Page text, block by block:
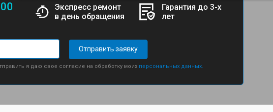
Экспресс ремонт
в день обращения
Гарантия до 3-х
лет
Отправить заявку
я даю свое согласие на обработку моих персональных данных.